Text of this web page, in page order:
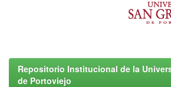
Repositorio Institucional de la
de Portoviejo